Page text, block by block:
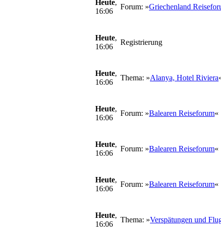
Heute,
16:06
Forum: »Griechenland
Heute,
16:06
Registrierung
Heute,
16:06
Thema: »Alanya, Hotel Riviera
Heute,
16:06
Forum: »Balearen Reiseforum«
Heute,
16:06
Forum: »Balearen Reiseforum«
Heute,
16:06
Forum: »Balearen Reiseforum«
Heute,
16:06
Thema: »Verspätungen und